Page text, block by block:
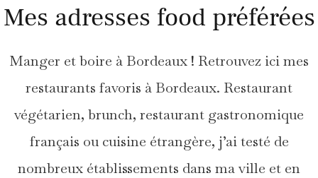
Mes adresses food préférées
Manger et boire à Bordeaux ! Retrouvez ici mes
restaurants favoris à Bordeaux. Restaurant
végétarien, brunch, restaurant gastronomique
français ou cuisine étrangère, j’ai testé de
nombreux établissements dans ma ville et en